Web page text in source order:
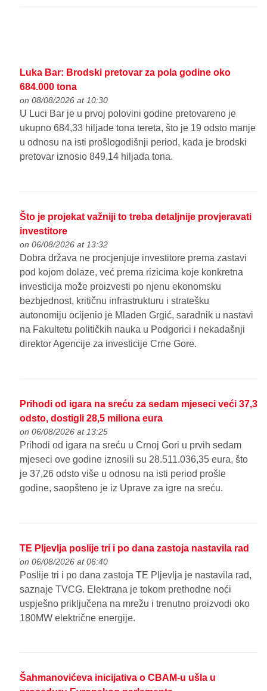
Luka Bar: Brodski pretovar za pola godine oko
684.000 tona
on 08/08/2026 at 10:30
U Luci Bar je u prvoj polovini godine pretovareno je
ukupno 684,33 hiljade tona tereta, što je 19 odsto manje
u odnosu na isti prošlogodišnji period, kada je brodski
pretovar iznosio 849,14 hiljada tona.
Što je projekat važniji to treba detaljnije provjeravati
investitore
on 06/08/2026 at 13:32
Dobra država ne procjenjuje investitore prema zastavi
pod kojom dolaze, već prema rizicima koje konkretna
investicija može proizvesti po njenu ekonomsku
bezbjednost, kritičnu infrastrukturu i stratešku
autonomiju ocijenio je Mladen Grgić, saradnik u nastavi
na Fakultetu političkih nauka u Podgorici i nekadašnji
direktor Agencije za investicije Crne Gore.
Prihodi od igara na sreću za sedam mjeseci veći 37,3
odsto, dostigli 28,5 miliona eura
on 06/08/2026 at 13:25
Prihodi od igara na sreću u Crnoj Gori u prvih sedam
mjeseci ove godine iznosili su 28.511.036,35 eura, što
je 37,26 odsto više u odnosu na isti period prošle
godine, saopšteno je iz Uprave za igre na sreću.
TE Pljevlja poslije tri i po dana zastoja nastavila rad
on 06/08/2026 at 06:40
Poslije tri i po dana zastoja TE Pljevlja je nastavila rad,
saznaje TVCG. Elektrana je tokom prethodne noći
uspješno priključena na mrežu i trenutno proizvodi oko
180MW električne energije.
Šahmanovićeva inicijativa o CBAM-u ušla u